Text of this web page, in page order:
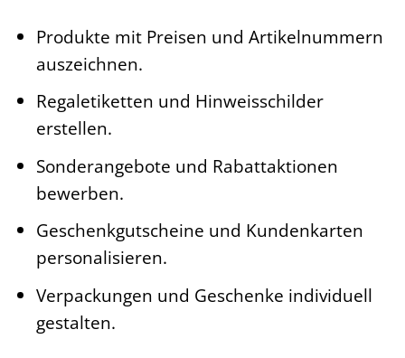
Produkte mit Preisen und Artikelnummern
auszeichnen.
Regaletiketten und Hinweisschilder
erstellen.
Sonderangebote und Rabattaktionen
bewerben.
Geschenkgutscheine und Kundenkarten
personalisieren.
Verpackungen und Geschenke individuell
gestalten.